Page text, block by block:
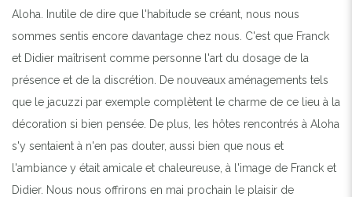
Aloha. Inutile de dire que l'habitude se créant, nous nous
sommes sentis encore davantage chez nous. C'est que Franck
et Didier maîtrisent comme personne l'art du dosage de la
présence et de la discrétion. De nouveaux aménagements tels
que le jacuzzi par exemple complètent le charme de ce lieu à la
décoration si bien pensée. De plus, les hôtes rencontrés à Aloha
s'y sentaient à n'en pas douter, aussi bien que nous et
l'ambiance y était amicale et chaleureuse, à l'image de Franck et
Didier. Nous nous offrirons en mai prochain le plaisir de